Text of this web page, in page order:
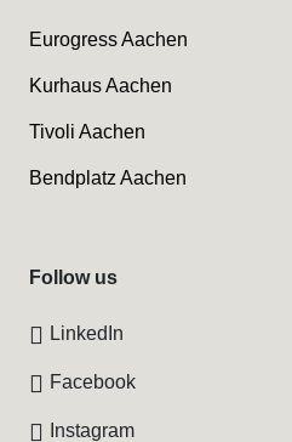
Eurogress Aachen
Kurhaus Aachen
Tivoli Aachen
Bendplatz Aachen
Follow us
LinkedIn
Facebook
Instagram